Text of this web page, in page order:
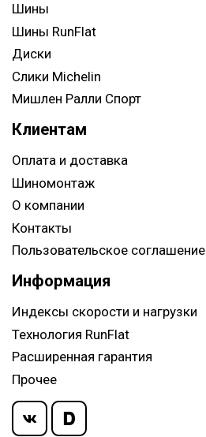
Шины
Шины RunFlat
Диски
Слики Michelin
Мишлен Ралли Спорт
Клиентам
Оплата и доставка
Шиномонтаж
О компании
Контакты
Пользовательское соглашение
Информация
Индексы скорости и нагрузки
Технология RunFlat
Расширенная гарантия
Прочее